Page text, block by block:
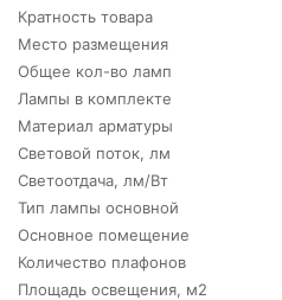
Кратность товара
Место размещения
Общее кол-во ламп
Лампы в комплекте
Материал арматуры
Световой поток, лм
Светоотдача, лм/Вт
Тип лампы основной
Основное помещение
Количество плафонов
Площадь освещения, м2